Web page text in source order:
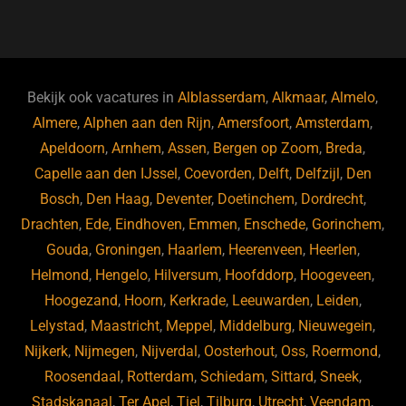
b
o
o
k
ky dI
n
Bekijk ook vacatures inAlblasserdam,Alkmaar,Almelo,
Almere,Alphen aan den Rijn,Amersfoort,Amsterdam,
Apeldoorn,Arnhem,Assen, Bergen op Zoom, Breda,
Capelle aan den IJssel, Coevorden, Delft, Delfzijl, Den
Bosch, Den Haag, Deventer, Doetinchem, Dordrecht,
Drachten, Ede, Eindhoven, Emmen, Enschede, Gorinchem,
Gouda, Groningen, Haarlem, Heerenveen, Heerlen,
Helmond, Hengelo, Hilversum, Hoofddorp, Hoogeveen,
Hoogezand, Hoorn, Kerkrade, Leeuwarden, Leiden,
Lelystad, Maastricht, Meppel, Middelburg, Nieuwegein,
Nijkerk, Nijmegen, Nijverdal, Oosterhout, Oss, Roermond,
Roosendaal, Rotterdam, Schiedam, Sittard, Sneek,
Stadskanaal,Ter Apel,Tiel,Tilburg, Utrecht,Veendam,